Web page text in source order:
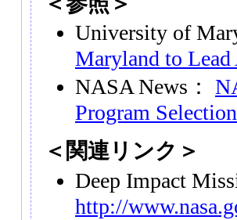
University of
Maryland to
NASA News：
Program
＜関連リンク＞
Deep Impact
http://